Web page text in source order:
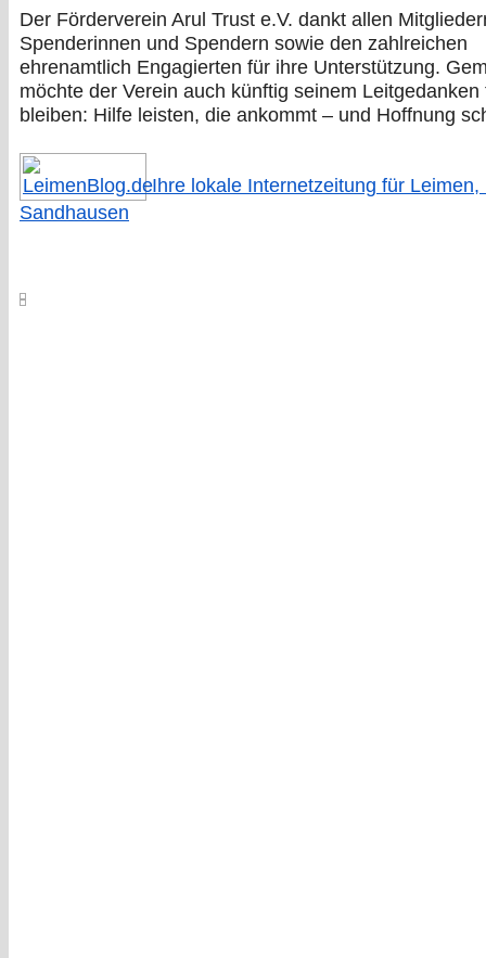
Der Förderverein Arul Trust e.V. dankt allen
Spenderinnen und Spendern sowie den zahlreichen
ehrenamtlich Engagierten für ihre Unterstützung.
möchte der Verein auch künftig seinem Leitgedanken
bleiben: Hilfe leisten, die ankommt – und Hoffnung
Ihre lokale Internetzeitung für Leimen,
Sandhausen